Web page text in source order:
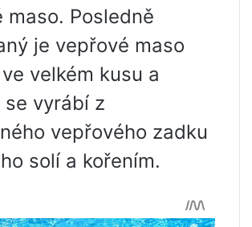
maso. Posledně
je vepřové maso
velkém kusu a
se vyrábí z
vepřového zadku
solí a kořením.